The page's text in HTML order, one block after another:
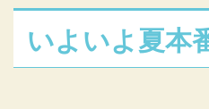
いよいよ夏本